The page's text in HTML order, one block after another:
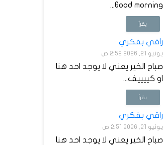
Good morning...
يقرأ
راقي بفكري
يونيو 21, 2026 2:52 ص
صباح الخير يعني لا يوجد احد هنا
او كييييف...
يقرأ
راقي بفكري
يونيو 21, 2026 2:51 ص
صباح الخير يعني لا يوجد احد هنا